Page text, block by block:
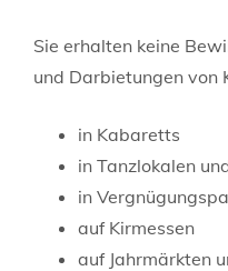
Sie erhalten keine
und Darbietungen von
in Kabaretts
in Tanzlokalen
in
auf Kirmessen
auf Jahrmärkten